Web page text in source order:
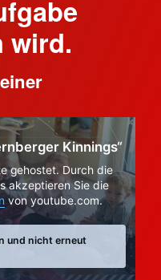
wird.
Kinnings“
gehostet. Durch die
akzeptieren Sie die
von youtube.com.
und nicht erneut